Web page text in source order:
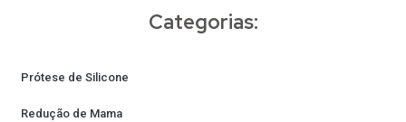
Categorias:
Prótese de Silicone
Redução de Mama